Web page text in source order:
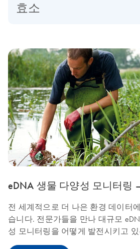
효소
eDNA 생물 다양성 모니터링
전 세계적으로 더 나은 환경 데이터
습니다. 전문가들을 만나 대규모
성 모니터링을 어떻게 발전시키고